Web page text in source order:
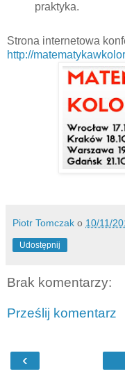
praktyka.
Strona internetowa
http://
Piotr Tomczak o 10/11/
Udostępnij
Brak komentarzy:
Prześlij komentarz
‹